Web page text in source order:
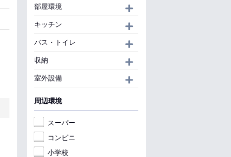
部屋環境
キッチン
バス・トイレ
収納
室外設備
周辺環境
スーパー
コンビニ
小学校